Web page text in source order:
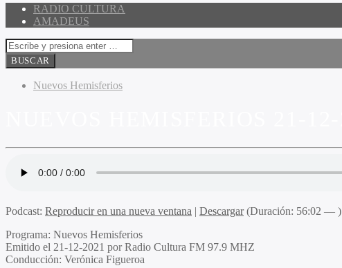
RADIO CULTURA
AMADEUS
Nuevos Hemisferios
Podcast: Reproducir en una nueva ventana | Descargar(Duración: 56:02 — )
Programa: Nuevos Hemisferios
Emitido el 21-12-2021 por Radio Cultura FM 97.9 MHZ
Conducción: Verónica Figueroa